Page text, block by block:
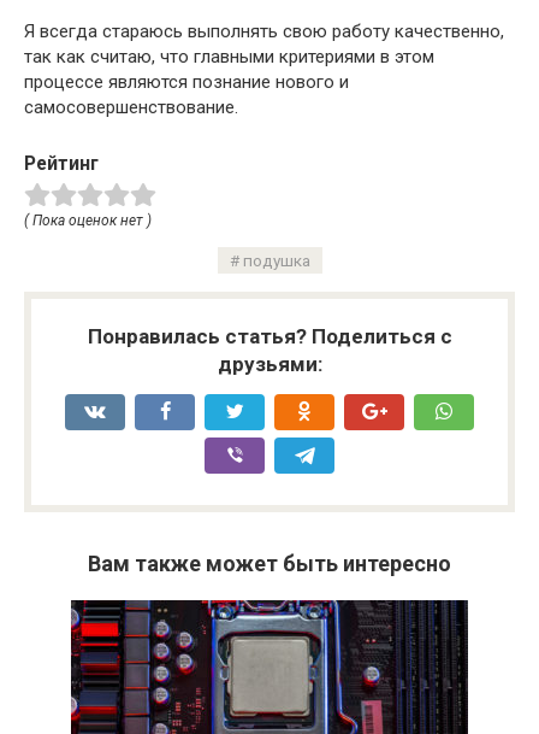
Я всегда стараюсь выполнять свою работу качественно,
так как считаю, что главными критериями в этом
процессе являются познание нового и
самосовершенствование.
Рейтинг
( Пока оценок нет )
подушка
Понравилась статья? Поделиться с
друзьями:
Вам также может быть интересно